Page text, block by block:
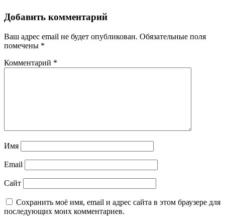
Добавить комментарий
Ваш адрес email не будет опубликован. Обязательные поля
помечены *
Комментарий *
Имя
Email
Сайт
Сохранить моё имя, email и адрес сайта в этом браузере для
последующих моих комментариев.